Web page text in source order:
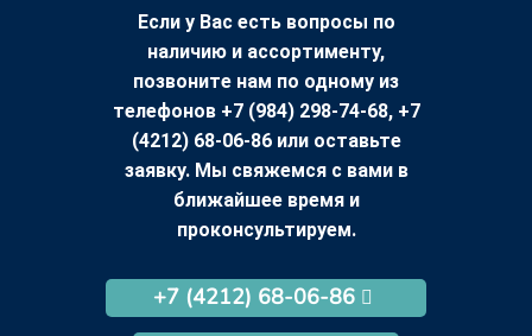
Если у Вас есть вопросы по
наличию и ассортименту,
позвоните нам по одному из
телефонов +7 (984) 298-74-68, +7
(4212) 68-06-86 или оставьте
заявку. Мы свяжемся с вами в
ближайшее время и
проконсультируем.
+7 (4212) 68-06-86